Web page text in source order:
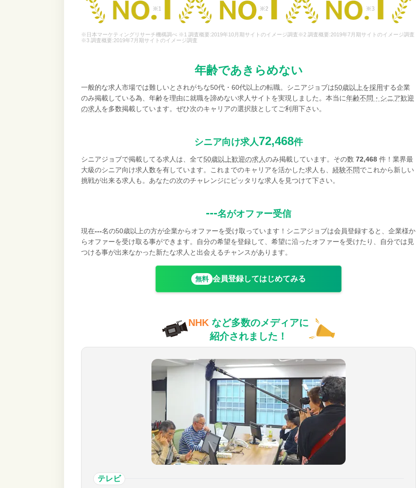
※日本マーケティングリサーチ機構調べ ※1 調査概要:2019年10月期サイトのイメージ調査※2 調査概要:2019年7月期サイトのイメージ調査
※3 調査概要:2019年7月期サイトのイメージ調査
年齢であきらめない
一般的な求人市場では難しいとされがちな50代・60代以上の転職。シニアジョブは50歳以上を採用する企業
のみ掲載している為、年齢を理由に就職を諦めない求人サイトを実現しました。本当に年齢不問・シニア歓迎
の求人 を多数掲載しています。ぜひ次のキャリアの選択肢としてご利用下さい。
シニア向け求人72,468件
シニアジョブで掲載してる求人は、全て50歳以上歓迎の求人のみ掲載しています。その数 72,468 件！業界最
大級のシニア向け求人数を有しています。これまでのキャリアを活かした求人も、 経験不問でこれから新しい
挑戦が出来る求人も。あなたの次のチャレンジにピッタリな求人を見つけて下さい。
---名がオファー受信
現在---名の50歳以上の方が企業からオファーを受け取っています！シニアジョブは会員登録すると、企業様か
らオファーを受け取る事ができます。自分の希望を登録して、希望に沿ったオファーを受けたり、自分では見
つける事が出来なかった新たな求人と出会えるチャンスがあります。
無料 会員登録してはじめてみる
NHK など多数のメディアに
紹介されました！
テレビ